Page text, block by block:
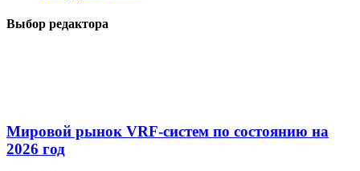
Выбор редактора
Мировой рынок VRF-систем по состоянию на
2026 год